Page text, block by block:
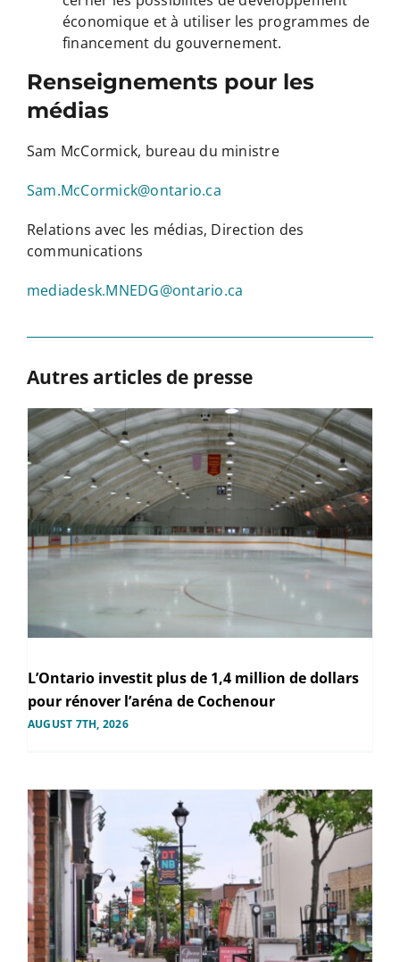
économique et à utiliser les programmes de
financement du gouvernement.
Renseignements pour les
médias
Sam McCormick, bureau du ministre
Sam.McCormick@ontario.ca
Relations avec les médias, Direction des
communications
mediadesk.MNEDG@ontario.ca
Autres articles de presse
L’Ontario investit plus de 1,4 million de dollars
pour rénover l’aréna de Cochenour
AUGUST 7TH, 2026